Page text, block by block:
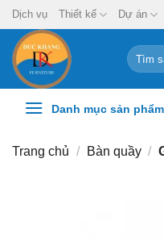
Chuyển
đến
nội
dung
Dịch vụ Thiết kế Dự án
Tìm
kiếm:
Danh mục sản phẩm
Trang chủ / Bàn quầy /